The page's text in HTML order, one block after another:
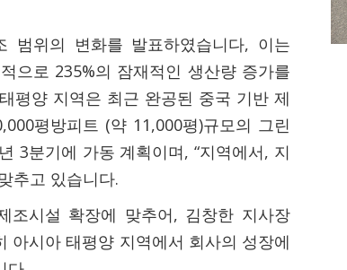
범위의 변화를 발표하였습니다, 이는
으로 235%의 잠재적인 생산량 증가를
평양 지역은 최근 완공된 중국 기반 제
평방피트 (약 11,000평)규모의 그린
3분기에 가동 계획이며, “지역에서, 지
추고 있습니다.
조시설 확장에 맞추어, 김창한 지사장
아시아 태평양 지역에서 회사의 성장에